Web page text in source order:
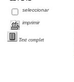
seleccionar
imprimir
Text complet